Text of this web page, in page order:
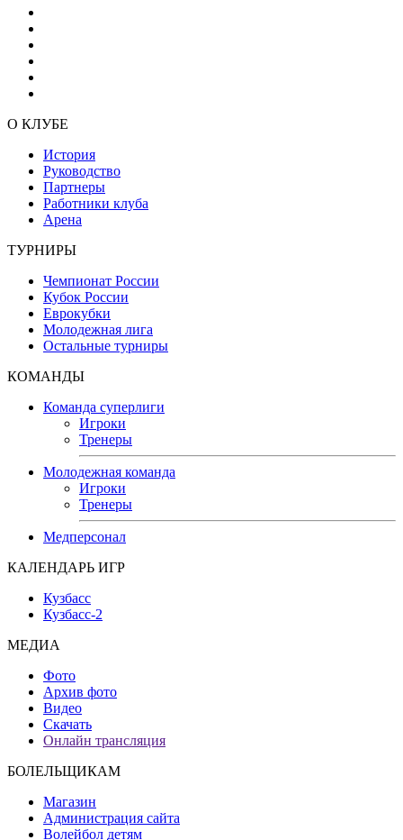
О КЛУБЕ
История
Руководство
Партнеры
Работники клуба
Арена
ТУРНИРЫ
Чемпионат России
Кубок России
Еврокубки
Молодежная лига
Остальные турниры
КОМАНДЫ
Команда суперлиги
Игроки
Тренеры
Молодежная команда
Игроки
Тренеры
Медперсонал
КАЛЕНДАРЬ ИГР
Кузбасс
Кузбасс-2
МЕДИА
Фото
Архив фото
Видео
Скачать
Онлайн трансляция
БОЛЕЛЬЩИКАМ
Магазин
Администрация сайта
Волейбол детям